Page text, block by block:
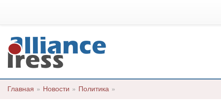
Главная » Новости » Политика »